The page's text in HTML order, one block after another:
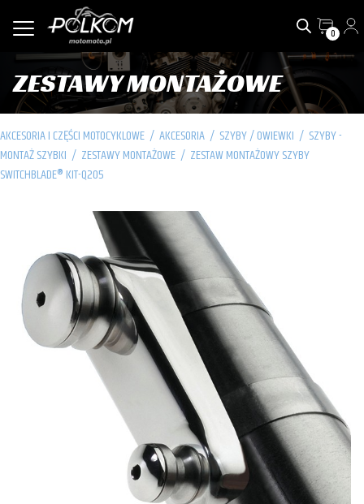
0
ZESTAWY MONTAŻOWE
AKCESORIA I CZĘŚCI MOTOCYKLOWE / AKCESORIA / SZYBY / OWIEWKI / SZYBY -
MONTAŻ SZYBKI / ZESTAWY MONTAŻOWE / ZESTAW MONTAŻOWY SZYBY
SWITCHBLADE® KIT-Q205